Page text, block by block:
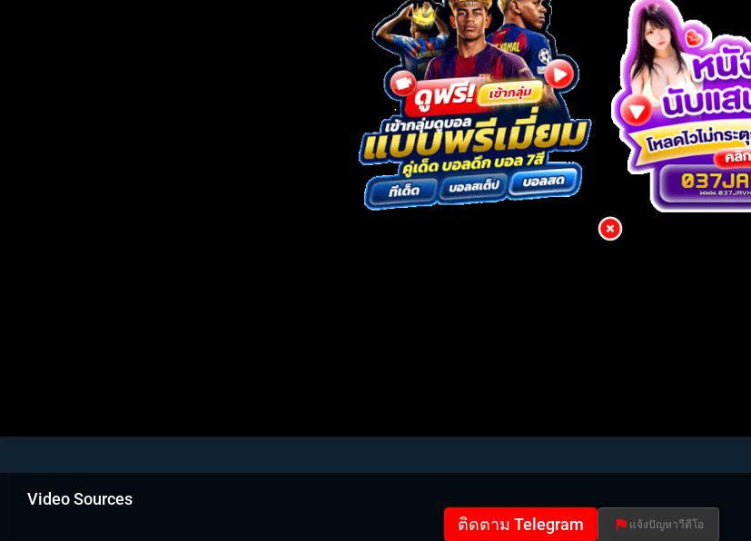
Video Sources
ติดตาม Telegram แจ้งปัญหาวีดีโอ